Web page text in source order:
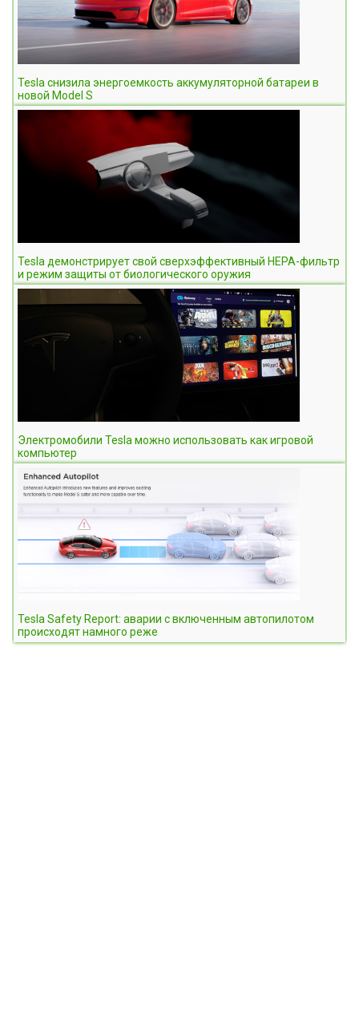
Tesla снизила энергоемкость аккумуляторной батареи в
новой Model S
Tesla демонстрирует свой сверхэффективный HEPA-фильтр
и режим защиты от биологического оружия
Электромобили Tesla можно использовать как игровой
компьютер
Tesla Safety Report: аварии с включенным автопилотом
происходят намного реже